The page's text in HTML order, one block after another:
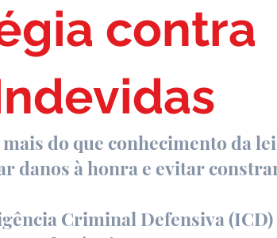
contra
do que conhecimento da
danos à honra e evitar
Criminal Defensiva